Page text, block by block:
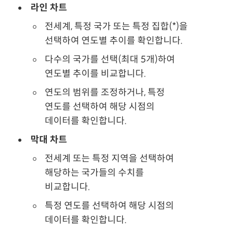
라인 차트
전세계, 특정 국가 또는 특정 집합(*)을
선택하여 연도별 추이를 확인합니다.
다수의 국가를 선택(최대 5개)하여
연도별 추이를 비교합니다.
연도의 범위를 조정하거나, 특정
연도를 선택하여 해당 시점의
데이터를 확인합니다.
막대 차트
전세계 또는 특정 지역을 선택하여
해당하는 국가들의 수치를
비교합니다.
특정 연도를 선택하여 해당 시점의
데이터를 확인합니다.